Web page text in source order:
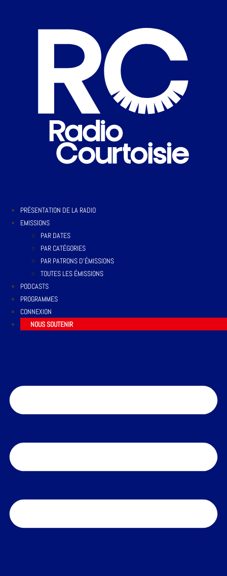
PRÉSENTATION DE LA RADIO
EMISSIONS
PAR DATES
PAR CATÉGORIES
PAR PATRONS D’ÉMISSIONS
TOUTES LES ÉMISSIONS
PODCASTS
PROGRAMMES
CONNEXION
NOUS SOUTENIR